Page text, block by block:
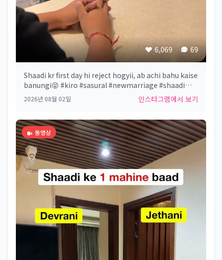
6,069 69
Shaadi kr first day hi reject hogyii, ab achi bahu kaise
banungi😝 #kiro #sasural #newmarriage #shaadi
#bahu
2026년 08월 02일 인스타그램에서 보기
동영상